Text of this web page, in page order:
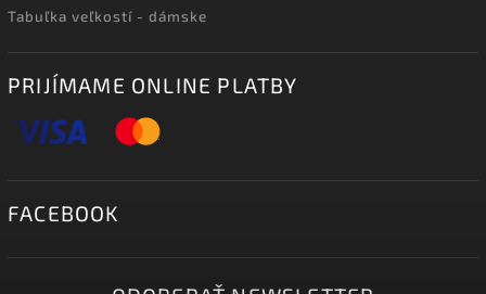
Tabuľka veľkostí - dámske
PRIJÍMAME ONLINE PLATBY
FACEBOOK